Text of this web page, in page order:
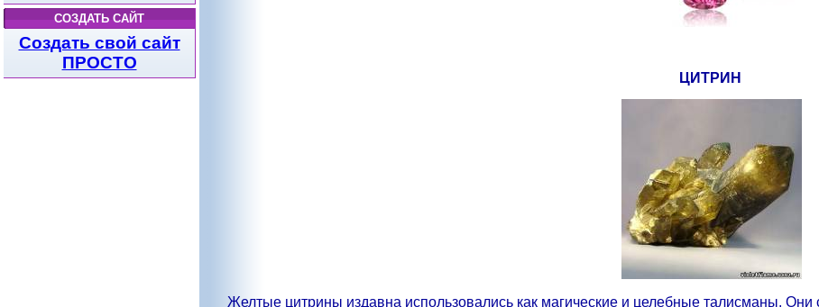
СОЗДАТЬ САЙТ
Создать свой сайт
ПРОСТО
ЦИТРИН
Желтые цитрины издавна использовались как магические и целебные талисманы. Они